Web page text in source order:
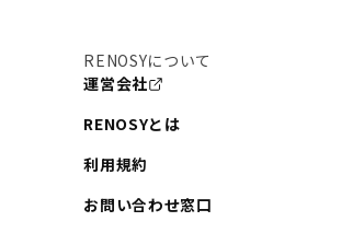
RENOSYについて
運営会社
RENOSYとは
利用規約
お問い合わせ窓口